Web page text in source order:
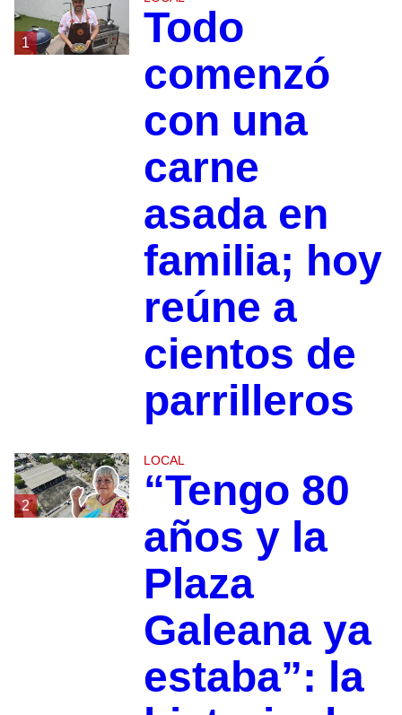
1
Todo
comenzó
con una
carne
asada en
familia; hoy
reúne a
cientos de
parrilleros
2
LOCAL
“Tengo 80
años y la
Plaza
Galeana ya
estaba”: la